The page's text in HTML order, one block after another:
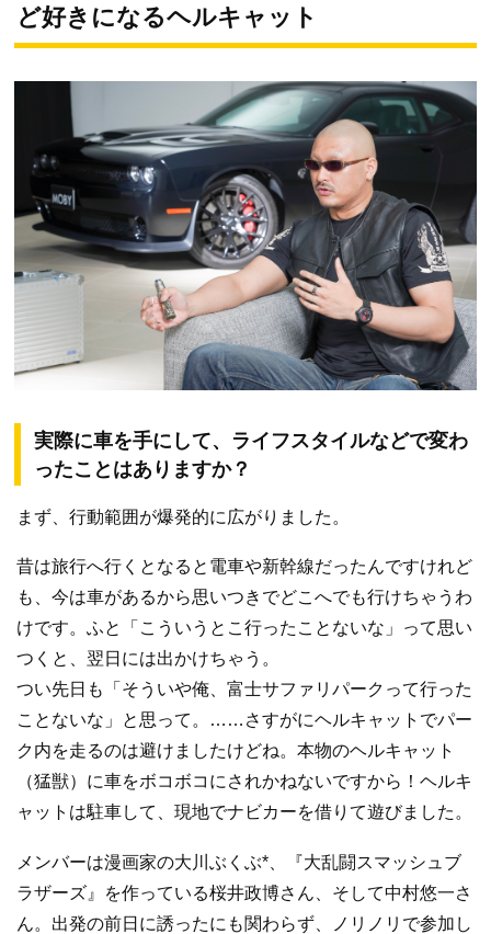
ど好きになるヘルキャット
実際に車を手にして、ライフスタイルなどで変わ
ったことはありますか？
まず、行動範囲が爆発的に広がりました。
昔は旅行へ行くとなると電車や新幹線だったんですけれど
も、今は車があるから思いつきでどこへでも行けちゃうわ
けです。ふと「こういうとこ行ったことないな」って思い
つくと、翌日には出かけちゃう。
つい先日も「そういや俺、富士サファリパークって行った
ことないな」と思って。……さすがにヘルキャットでパー
ク内を走るのは避けましたけどね。本物のヘルキャット
（猛獣）に車をボコボコにされかねないですから！ヘルキ
ャットは駐車して、現地でナビカーを借りて遊びました。
メンバーは漫画家の大川ぶくぶ*、『大乱闘スマッシュブ
ラザーズ』を作っている桜井政博さん、そして中村悠一さ
ん。出発の前日に誘ったにも関わらず、ノリノリで参加し